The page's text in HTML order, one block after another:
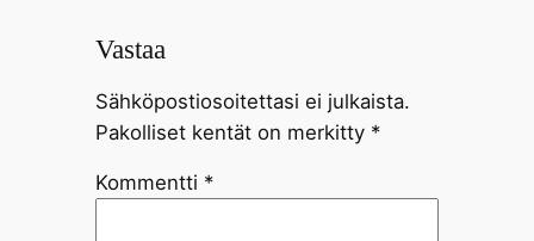
Vastaa
Sähköpostiosoitettasi ei julkaista.
Pakolliset kentät on merkitty *
Kommentti *